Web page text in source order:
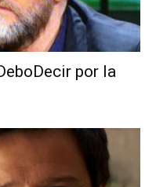
por la